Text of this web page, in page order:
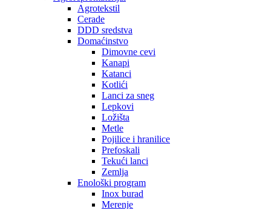
Agrotekstil
Cerade
DDD sredstva
Domaćinstvo
Dimovne cevi
Kanapi
Katanci
Kotlići
Lanci za sneg
Lepkovi
Ložišta
Metle
Pojilice i hranilice
Prefoskali
Tekući lanci
Zemlja
Enološki program
Inox burad
Merenje